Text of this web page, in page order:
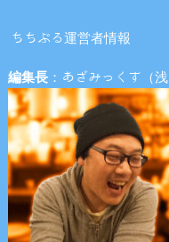
ちちぶる運営者情報
編集長：あざみっくす（